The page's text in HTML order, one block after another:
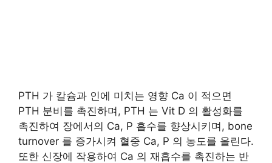
PTH 가 칼슘과 인에 미치는 영향 Ca 이 적으면
PTH 분비를 촉진하며, PTH 는 Vit D 의 활성화를
촉진하여 장에서의 Ca, P 흡수를 향상시키며, bone
turnover 를 증가시켜 혈중 Ca, P 의 농도를 올린다.
또한 신장에 작용하여 Ca 의 재흡수를 촉진하는 반